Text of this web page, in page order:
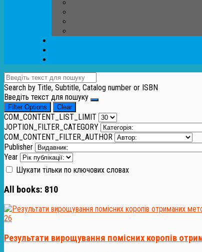
Search by Title, Subtitle, Catalog number or ISBN
Введіть текст для пошуку
Filter Options Clear
COM_CONTENT_LIST_LIMIT
JOPTION_FILTER_CATEGORY
COM_CONTENT_FILTER_AUTHOR
Publisher
Year
Шукати тільки по ключових словах
All books: 810
26
Результати вирощування помісних коропів